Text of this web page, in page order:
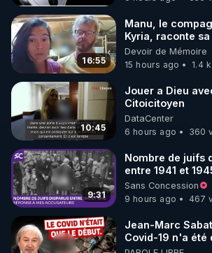
https://www.instagram.com/
http://rgnr.li/instagram
🌱 LA NEWSLETTER
Pour ne pas rater l’actualité RGNR
http://rgnr.li/news
🌱 VIDÉOS NON CENSURÉES SUR
Toutes les vidéos Youtube sont
http://rgnr.li/odysee
🌱 LES STAGES EN PRÉSENTIEL
16:55
Manu, le
Kyria, raconte
vue musclée.
Devoir de Mémoire
15 hours ago
1.4
10:45
Jouer a Dieu
Citoicitoyen
DataCenter
6 hours ago
360
9:31
Nombre de juifs
entre 1941 et
à mes
Sans Concession
9 hours ago
467
Jean-Marc
Covid-19 n'a été
début - L'ARNm